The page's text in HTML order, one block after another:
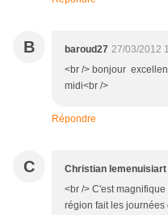
B baroud27 27/03/2012
<br /> bonjour
midi<br />
Répondre
C Christian lemenuisiart
<br /> C'est
région fait les journées